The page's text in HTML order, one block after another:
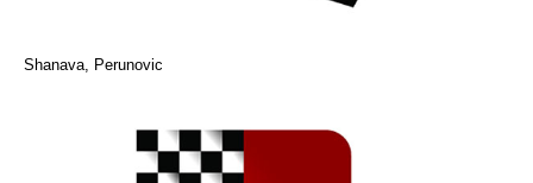
Shanava, Perunovic